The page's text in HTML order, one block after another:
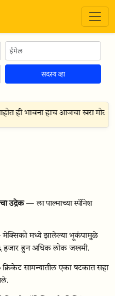
सदस्य व्हा
ही भावना हाच आजचा खरा मोठा
उद्रेक — ला पाल्माच्या स्पॅनिश
मध्ये झालेल्या भूकंपामुळे
हजार हुन अधिक लोक जखमी.
सामन्यातील एका षटकात सहा